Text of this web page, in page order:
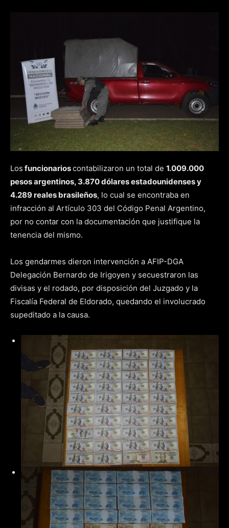
Los funcionarioscontabilizaron un total de 1.009.000
pesos argentinos, 3.870 dólares estadounidenses y
4.289 reales brasileños, lo cual se encontraba en
infracción al Artículo 303 del Código Penal Argentino,
por no contar con la documentación que justifique la
tenencia del mismo.
Los gendarmes dieron intervención a AFIP-DGA
Delegación Bernardo de Irigoyen y secuestraron las
divisas y el rodado, por disposición del Juzgado y la
Fiscalía Federal de Eldorado, quedando el involucrado
supeditado a la causa.